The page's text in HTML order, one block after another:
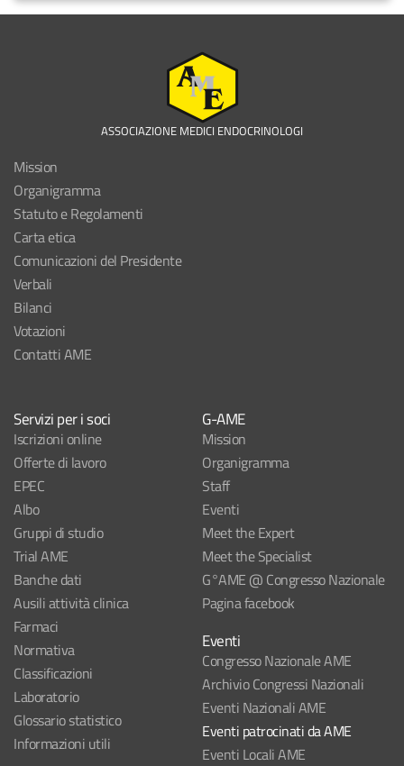
ASSOCIAZIONE MEDICI ENDOCRINOLOGI
Mission
Organigramma
Statuto e Regolamenti
Carta etica
Comunicazioni del Presidente
Verbali
Bilanci
Votazioni
Contatti AME
Servizi per i soci
Iscrizioni online
Offerte di lavoro
EPEC
Albo
Gruppi di studio
Trial AME
Banche dati
Ausili attività clinica
Farmaci
Normativa
Classificazioni
Laboratorio
Glossario statistico
Informazioni utili
G-AME
Mission
Organigramma
Staff
Eventi
Meet the Expert
Meet the Specialist
G°AME @ Congresso Nazionale
Pagina facebook
Eventi
Congresso Nazionale AME
Archivio Congressi Nazionali
Eventi Nazionali AME
Eventi patrocinati da AME
Eventi Locali AME